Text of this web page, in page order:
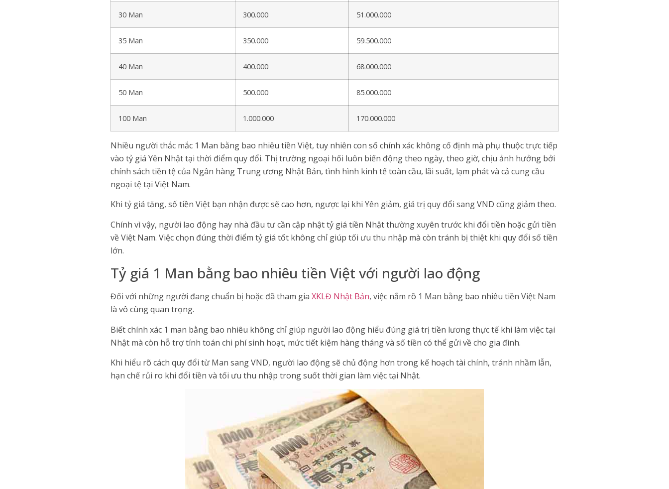
30 Man 300.000 51.000.000
35 Man 350.000 59.500.000
40 Man 400.000 68.000.000
50 Man 500.000 85.000.000
100 Man 1.000.000 170.000.000
Nhiều người thắc mắc 1 Man bằng bao nhiêu tiền Việt, tuy nhiên con số chính xác không cố định mà phụ thuộc trực tiếp
vào tỷ giá Yên Nhật tại thời điểm quy đổi. Thị trường ngoại hối luôn biến động theo ngày, theo giờ, chịu ảnh hưởng bởi
chính sách tiền tệ của Ngân hàng Trung ương Nhật Bản, tình hình kinh tế toàn cầu, lãi suất, lạm phát và cả cung cầu
ngoại tệ tại Việt Nam.
Khi tỷ giá tăng, số tiền Việt bạn nhận được sẽ cao hơn, ngược lại khi Yên giảm, giá trị quy đổi sang VND cũng giảm theo.
Chính vì vậy, người lao động hay nhà đầu tư cần cập nhật tỷ giá tiền Nhật thường xuyên trước khi đổi tiền hoặc gửi tiền
về Việt Nam. Việc chọn đúng thời điểm tỷ giá tốt không chỉ giúp tối ưu thu nhập mà còn tránh bị thiệt khi quy đổi số tiền
lớn.
Tỷ giá 1 Man bằng bao nhiêu tiền Việt với người lao động
Đối với những người đang chuẩn bị hoặc đã tham gia XKLĐ Nhật Bản, việc nắm rõ 1 Man bằng bao nhiêu tiền Việt Nam
là vô cùng quan trọng.
Biết chính xác 1 man bằng bao nhiêu không chỉ giúp người lao động hiểu đúng giá trị tiền lương thực tế khi làm việc tại
Nhật mà còn hỗ trợ tính toán chi phí sinh hoạt, mức tiết kiệm hàng tháng và số tiền có thể gửi về cho gia đình.
Khi hiểu rõ cách quy đổi từ Man sang VND, người lao động sẽ chủ động hơn trong kế hoạch tài chính, tránh nhầm lẫn,
hạn chế rủi ro khi đổi tiền và tối ưu thu nhập trong suốt thời gian làm việc tại Nhật.